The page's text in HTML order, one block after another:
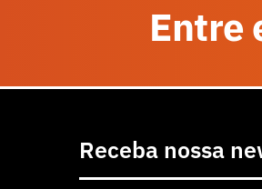
Entre
Receba nossa